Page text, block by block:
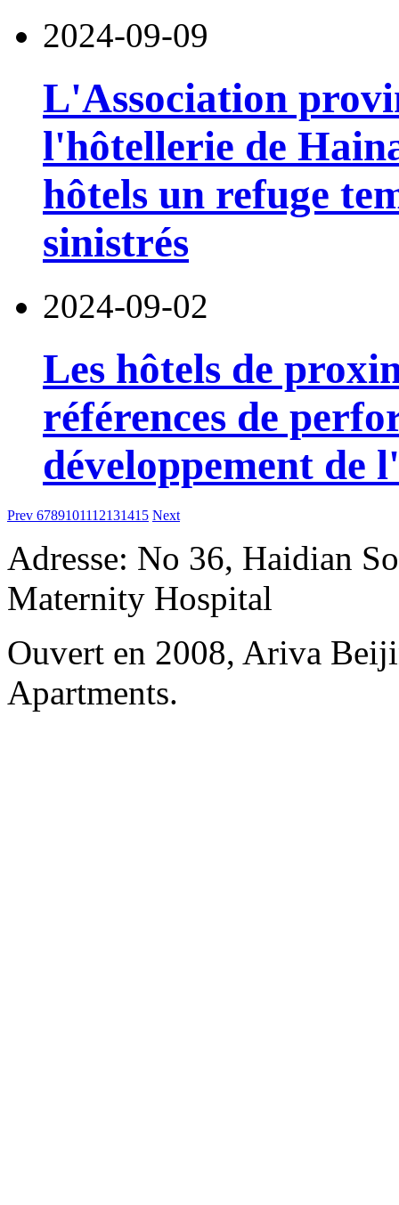
2024-09-09
L'Association
l'hôtellerie de
hôtels un refuge
sinistrés
2024-09-02
Les hôtels de
références de
développement de
Prev 6789101112131415 Next
Adresse: No 36, Haidian
Maternity Hospital
Ouvert en 2008, Ariva
Apartments.